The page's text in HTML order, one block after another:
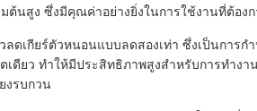
ต้นสูง ซึ่งมีคุณค่าอย่างยิ่งในการใช้งานที่ต้อ
ดเกียร์ตัวหนอนแบบลดสองเท่า ซึ่งเป็นกา
เดียว ทำให้มีประสิทธิภาพสูงสำหรับการทำ
งรบกวน